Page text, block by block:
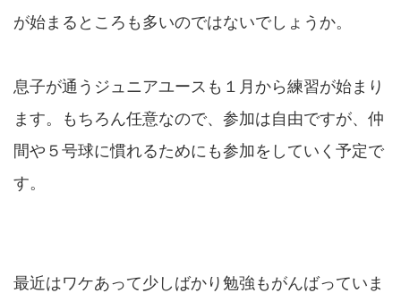
が始まるところも多いのではないでしょうか。
息子が通うジュニアユースも１月から練習が始まり
ます。もちろん任意なので、参加は自由ですが、仲
間や５号球に慣れるためにも参加をしていく予定で
す。
最近はワケあって少しばかり勉強もがんばっていま